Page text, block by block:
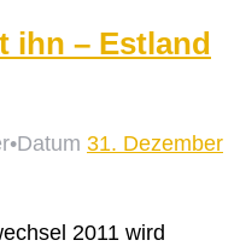
ihn – Estland
•Datum 31. Dezember
2011 wird